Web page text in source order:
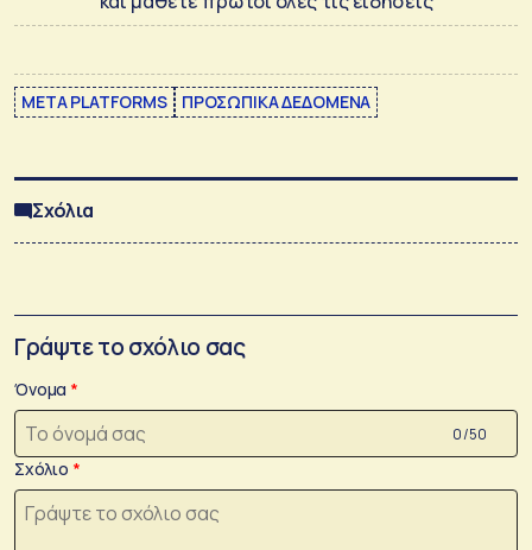
META PLATFORMS ΠΡΟΣΩΠΙΚΑ ΔΕΔΟΜΕΝΑ
Σχόλια
Γράψτε το σχόλιο σας
Όνομα
0 /50
Σχόλιο